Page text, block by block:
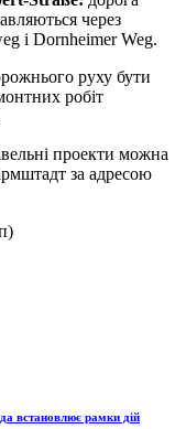
через
і Dornheimer Weg.
руху бути
робіт
проекти можна
за адресою
встановлює рамки дій